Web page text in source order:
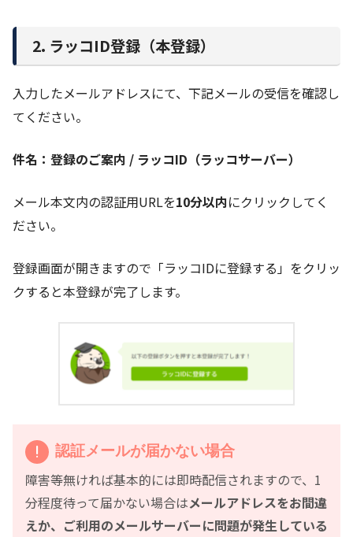
2. ラッコID登録（本登録）
入力したメールアドレスにて、下記メールの受信を確認し
てください。
件名：登録のご案内 / ラッコID（ラッコサーバー）
メール本文内の認証用URLを10分以内にクリックしてく
ださい。
登録画面が開きますので「ラッコIDに登録する」をクリッ
クすると本登録が完了します。
認証メールが届かない場合
障害等無ければ基本的には即時配信されますので、1
分程度待って届かない場合はメールアドレスをお間違
えか、ご利用のメールサーバーに問題が発生している